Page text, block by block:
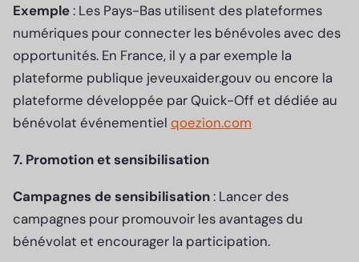
Exemple: Les Pays-Bas utilisent des plateformes
numériques pour connecter les bénévoles avec des
opportunités. En France, il y a par exemple la
plateforme publique jeveuxaider.gouv ou encore la
plateforme développée par Quick-Off et dédiée au
bénévolat événementiel qoezion.com
7. Promotion et sensibilisation
Campagnes de sensibilisation: Lancer des
campagnes pour promouvoir les avantages du
bénévolat et encourager la participation.